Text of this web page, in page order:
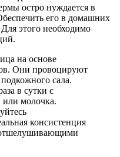
остро нуждается в
его в домашних
этого необходимо
на основе
Они провоцируют
сала.
в сутки с
или молочка.
консистенция
отшелушивающими